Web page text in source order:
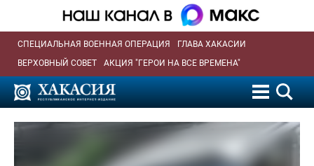
СПЕЦИАЛЬНАЯ ВОЕННАЯ ОПЕРАЦИЯ
ГЛАВА ХАКАСИИ
ВЕРХОВНЫЙ СОВЕТ
АКЦИЯ "ГЕРОИ НА ВСЕ ВРЕМЕНА"